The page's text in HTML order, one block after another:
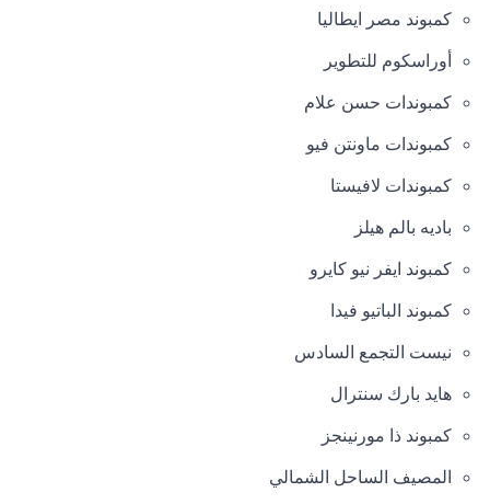
كمبوند مصر ايطاليا
أوراسكوم للتطوير
كمبوندات حسن علام
كمبوندات ماونتن فيو
كمبوندات لافيستا
باديه بالم هيلز
كمبوند ايفر نيو كايرو
كمبوند الباتيو فيدا
نيست التجمع السادس
هايد بارك سنترال
كمبوند ذا مورنينجز
المصيف الساحل الشمالي